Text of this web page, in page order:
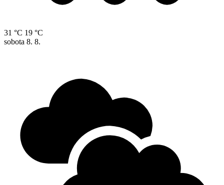
31 °C 19 °C
sobota 8. 8.